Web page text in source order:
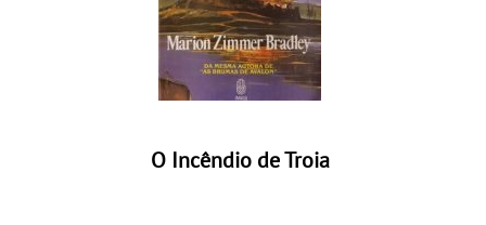
O Incêndio de Troia